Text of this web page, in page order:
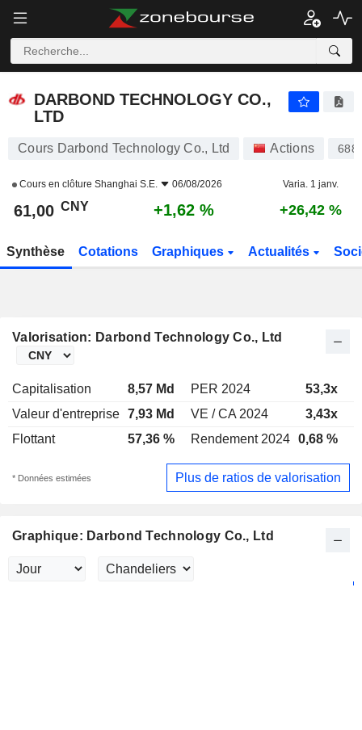
DARBOND TECHNOLOGY CO.,
LTD
Cours Darbond Technology Co., Ltd Actions
Cours en clôture Shanghai S.E. 06/08/2026 Varia. 1 janv.
61,00 CNY +1,62 % +26,42 %
Synthèse Cotations Graphiques Actualités
Valorisation: Darbond Technology Co., Ltd
Capitalisation 8,57 Md PER 2024 53,3x
Valeur d'entreprise 7,93 Md VE / CA 2024 3,43x
Flottant
57,36 % Rendement 2024 0,68 %
* Données estimées Plus de ratios de valorisation
Graphique: Darbond Technology Co., Ltd